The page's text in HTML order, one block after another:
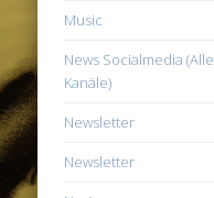
Music
News Socialmedia (Alle
Kanäle)
Newsletter
Newsletter